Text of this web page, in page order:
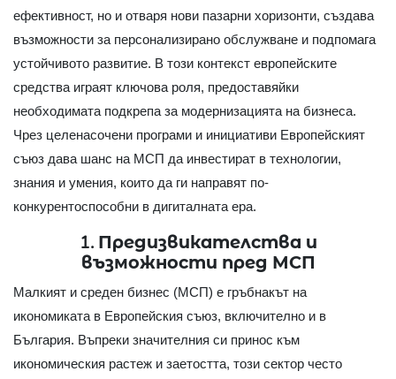
ефективност, но и отваря нови пазарни хоризонти, създава
възможности за персонализирано обслужване и подпомага
устойчивото развитие. В този контекст европейските
средства играят ключова роля, предоставяйки
необходимата подкрепа за модернизацията на бизнеса.
Чрез целенасочени програми и инициативи Европейският
съюз дава шанс на МСП да инвестират в технологии,
знания и умения, които да ги направят по-
конкурентоспособни в дигиталната ера.
1. Предизвикателства и
възможности пред МСП
Малкият и среден бизнес (МСП) е гръбнакът на
икономиката в Европейския съюз, включително и в
България. Въпреки значителния си принос към
икономическия растеж и заетостта, този сектор често